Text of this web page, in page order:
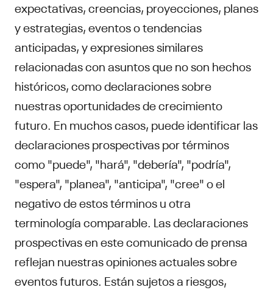
expectativas, creencias, proyecciones, planes
y estrategias, eventos o tendencias
anticipadas, y expresiones similares
relacionadas con asuntos que no son hechos
históricos, como declaraciones sobre
nuestras oportunidades de crecimiento
futuro. En muchos casos, puede identificar las
declaraciones prospectivas por términos
como "puede", "hará", "debería", "podría",
"espera", "planea", "anticipa", "cree" o el
negativo de estos términos u otra
terminología comparable. Las declaraciones
prospectivas en este comunicado de prensa
reflejan nuestras opiniones actuales sobre
eventos futuros. Están sujetos a riesgos,